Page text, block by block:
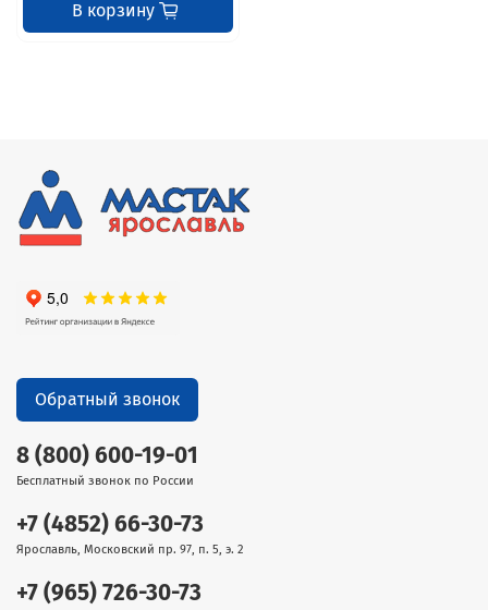
В корзину
8 (800) 600-19-01
Бесплатный звонок по России
+7 (4852) 66-30-73
Ярославль, Московский пр. 97, п. 5, э. 2
+7 (965) 726-30-73
Обратный звонок